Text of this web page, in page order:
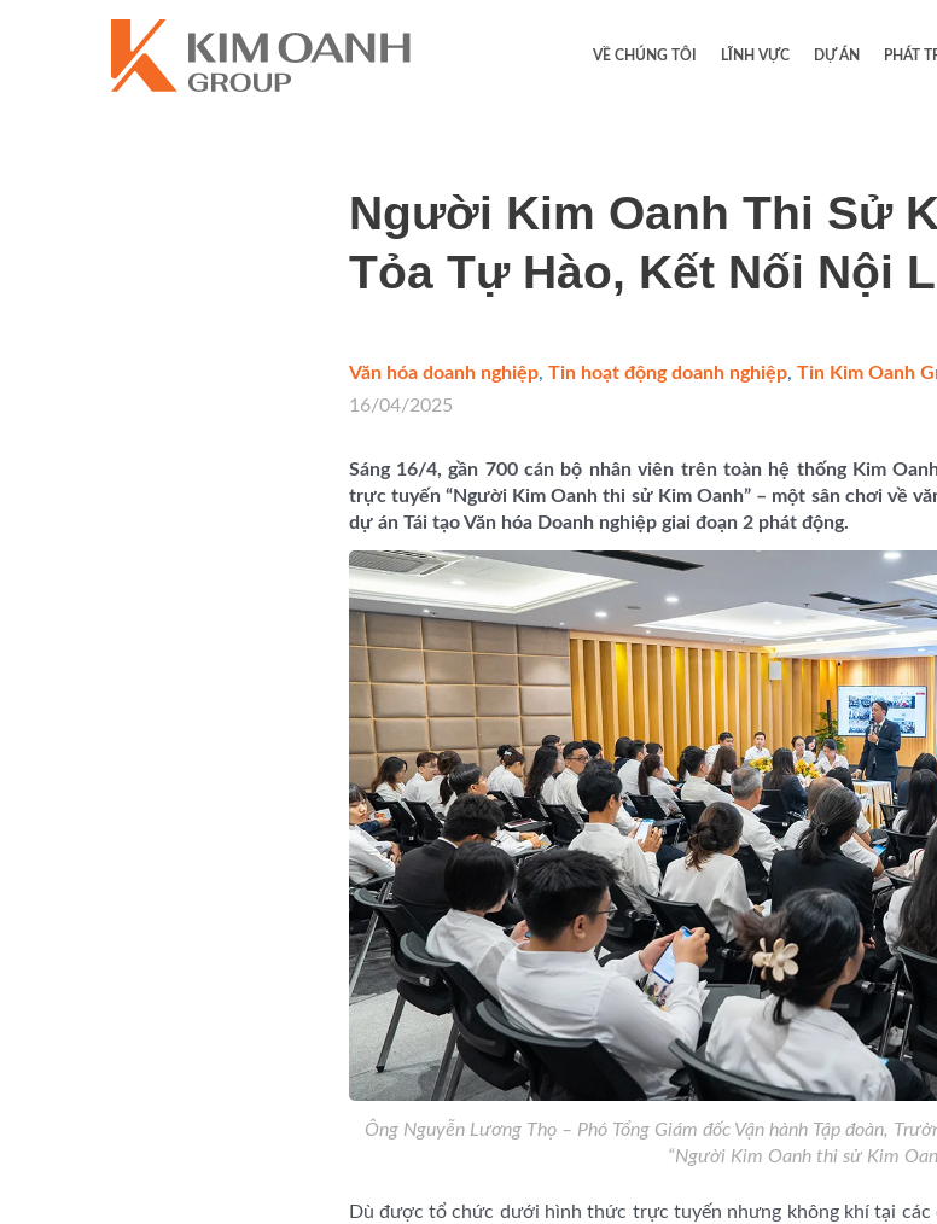
VỀ CHÚNG TÔI LĨNH VỰC DỰ ÁN PHÁT
Người Kim Oanh Thi Sử
Tỏa Tự Hào, Kết Nối Nội
Văn hóa doanh nghiệp, Tin hoạt động doanh nghiệp, Tin Kim Oanh
16/04/2025
Sáng 16/4, gần 700 cán bộ nhân viên trên toàn hệ thống Kim
trực tuyến “Người Kim Oanh thi sử Kim Oanh” – một sân chơi về
dự án Tái tạo Văn hóa Doanh nghiệp giai đoạn 2 phát động.
Ông Nguyễn Lương Thọ – Phó Tổng Giám đốc Vận hành Tập đoàn,
“Người Kim Oanh thi sử Kim
Dù được tổ chức dưới hình thức trực tuyến nhưng không khí tại các